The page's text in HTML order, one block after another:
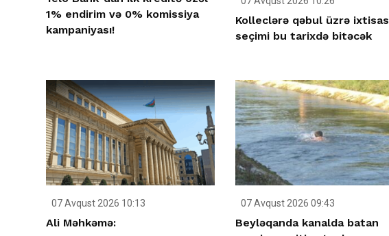
1% endirim və 0% komissiya
kampaniyası!
Kolleclərə qəbul üzrə ixtisas
seçimi bu tarixdə bitəcək
07 Avqust 2026 10:13
Ali Məhkəmə:
07 Avqust 2026 09:43
Beyləqanda kanalda batan